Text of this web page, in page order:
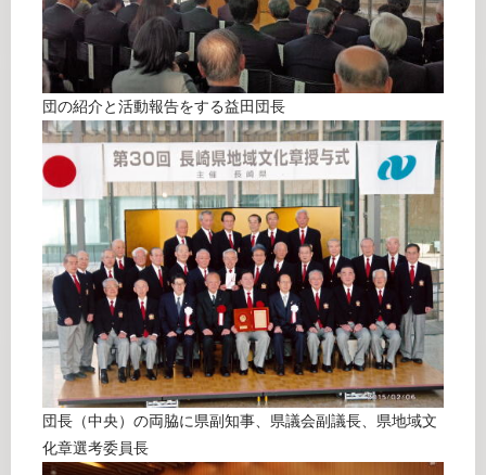
団の紹介と活動報告をする益田団長
団長（中央）の両脇に県副知事、県議会副議長、県地域文
化章選考委員長